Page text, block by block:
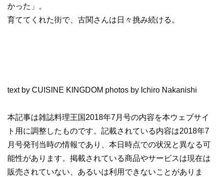
かった」。
育ててくれた街で、古関さんは日々挑み続ける。
text by CUISINE KINGDOM photos by Ichiro Nakanishi
本記事は雑誌料理王国2018年7月号の内容を本ウェブサイ
ト用に調整したものです。記載されている内容は2018年7
月号発刊当時の情報であり、本日時点での状況と異なる可
能性があります。掲載されている商品やサービスは現在は
販売されていない、あるいは利用できないことがありま